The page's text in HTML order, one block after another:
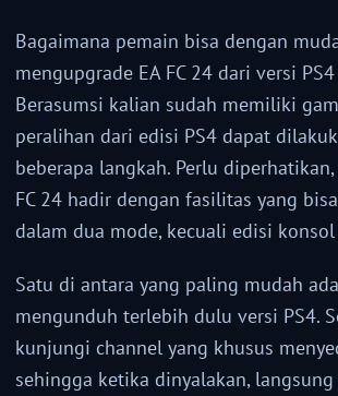
Bagaimana pemain bisa dengan
mengupgrade EA FC 24 dari versi PS4
Berasumsi kalian sudah memiliki
peralihan dari edisi PS4 dapat
beberapa langkah. Perlu
FC 24 hadir dengan fasilitas yang
dalam dua mode, kecuali edisi
Satu di antara yang paling mudah
mengunduh terlebih dulu versi PS4.
kunjungi channel yang khusus
sehingga ketika dinyalakan,